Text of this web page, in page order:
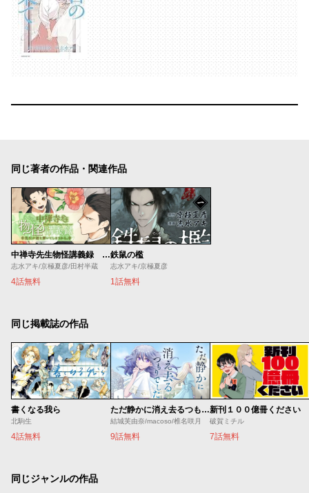
同じ著者の作品・関連作品
中禅寺先生物怪講義録 先生が謎を解いてしまうから。
志水アキ/京極夏彦/田村半蔵
4話無料
鉄鼠の檻
志水アキ/京極夏彦
1話無料
同じ掲載誌の作品
書くなる我ら
北駒生
4話無料
ただ静かに消え去るつもりでした
結城芙由奈/macoso/椎名咲月
9話無料
新刊１００億冊ください
破賀ミチル
7話無料
同じジャンルの作品